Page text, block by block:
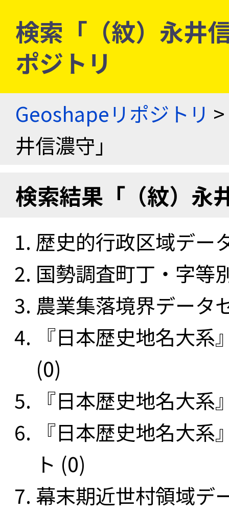
検索「（紋）永井
ポジトリ
Geoshapeリポジトリ >
井信濃守」
検索結果「（紋）永
歴史的行政区域デー
国勢調査町丁・字等
農業集落境界データ
『日本歴史地名大
(0)
『日本歴史地名大
『日本歴史地名大
ト (0)
幕末期近世村領域デ